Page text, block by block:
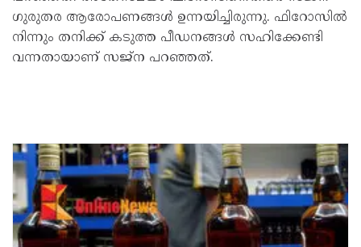
ഗുരുതര ആരോപണങ്ങള്‍ ഉന്നയിച്ചിരുന്നു. ഫിറോസില്‍
നിന്നും തനിക്ക് കടുത്ത പീഡനങ്ങള്‍ സഹിക്കേണ്ടി
വന്നതായാണ് സജ്‌ന പറഞ്ഞത്.